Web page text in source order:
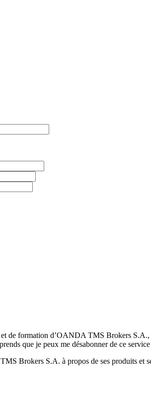
de formation d’OANDA TMS Brokers S.A.,
que je peux me désabonner de ce
Brokers S.A. à propos de ses produits et